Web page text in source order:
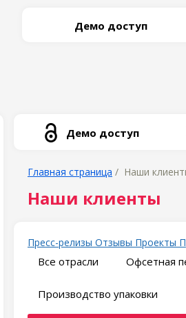
Демо доступ
Демо доступ
Главная страница / Наши
Наши клиенты
Пресс-релизы Отзывы Проекты
Все отрасли Офсетная
Производство упаковки